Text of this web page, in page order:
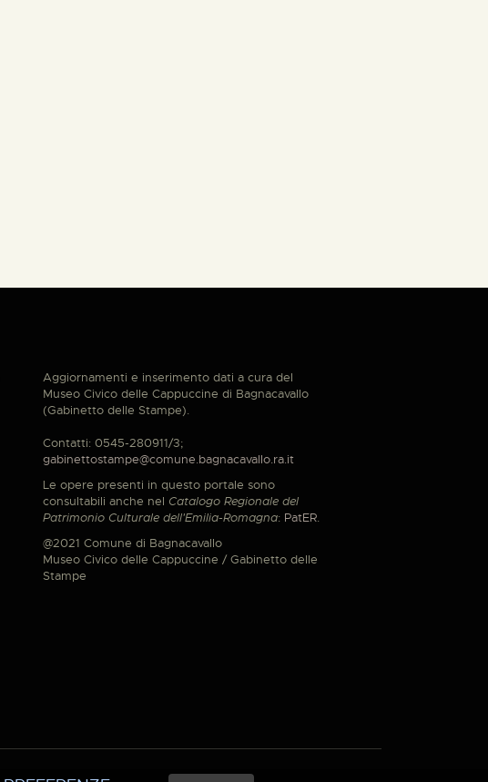
Aggiornamenti e inserimento dati a cura del
Museo Civico delle Cappuccine di Bagnacavallo
(Gabinetto delle Stampe).
Contatti: 0545-280911/3;
gabinettostampe@comune.bagnacavallo.ra.it
Le opere presenti in questo portale sono
consultabili anche nel Catalogo Regionale del
Patrimonio Culturale dell'Emilia-Romagna: PatER.
@2021 Comune di Bagnacavallo
Museo Civico delle Cappuccine / Gabinetto delle
Stampe